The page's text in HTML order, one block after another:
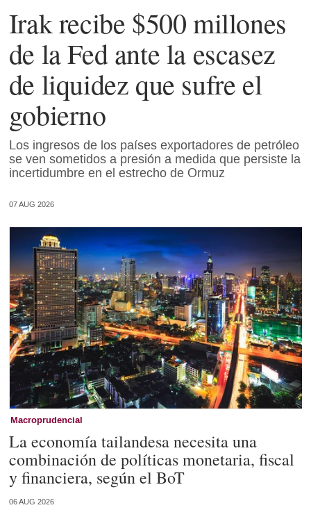
Irak recibe $500 millones
de la Fed ante la escasez
de liquidez que sufre el
gobierno
Los ingresos de los países exportadores de petróleo
se ven sometidos a presión a medida que persiste la
incertidumbre en el estrecho de Ormuz
07 AUG 2026
Macroprudencial
La economía tailandesa necesita una
combinación de políticas monetaria, fiscal
y financiera, según el BoT
06 AUG 2026